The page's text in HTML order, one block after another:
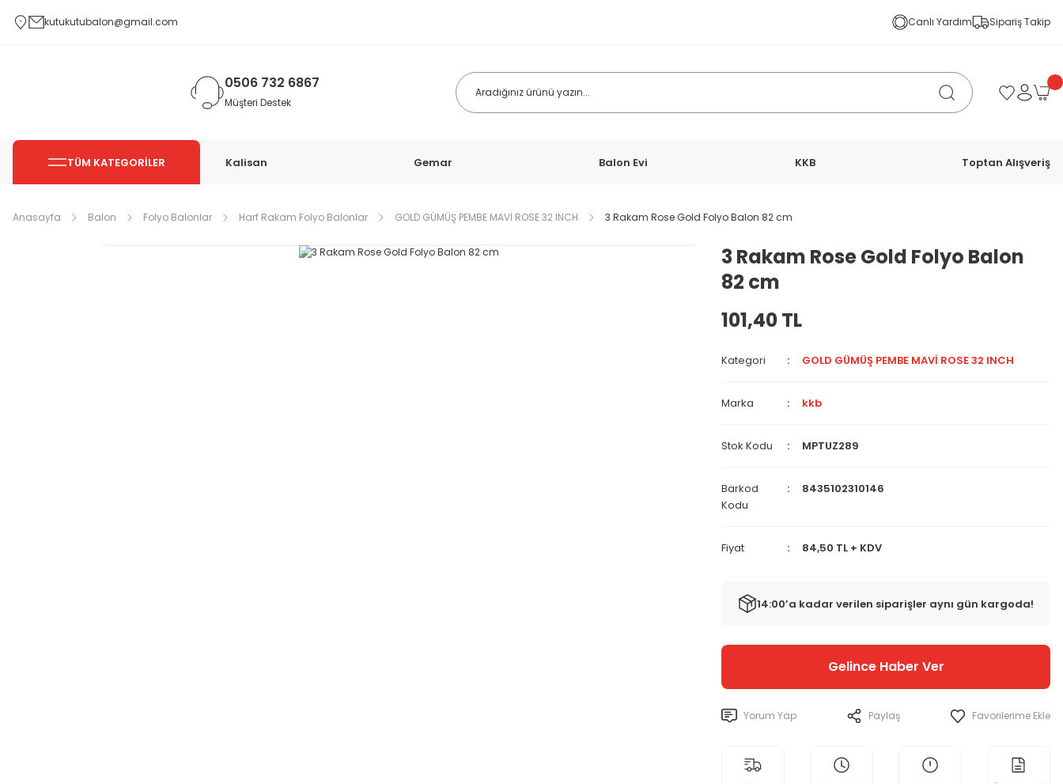
kutukutubalon@gmail.com Canlı Yardım Sipariş Takip
0506 732 6867
Müşteri Destek
TÜM KATEGORİLER Kalisan Gemar Balon Evi KKB Toptan Alışveriş
Anasayfa Balon Folyo Balonlar Harf Rakam Folyo Balonlar GOLD GÜMÜŞ PEMBE MAVİ ROSE 32 INCH 3 Rakam Rose Gold Folyo Balon 82 cm
3 Rakam Rose Gold Folyo Balon
82 cm
101,40 TL
Kategori GOLD GÜMÜŞ PEMBE MAVİ ROSE 32 INCH
Marka kkb
Stok Kodu MPTUZ289
Barkod
Kodu
8435102310146
Fiyat 84,50 TL + KDV
14:00’a kadar verilen siparişler aynı gün kargoda!
Gelince Haber Ver
Yorum Yap Paylaş